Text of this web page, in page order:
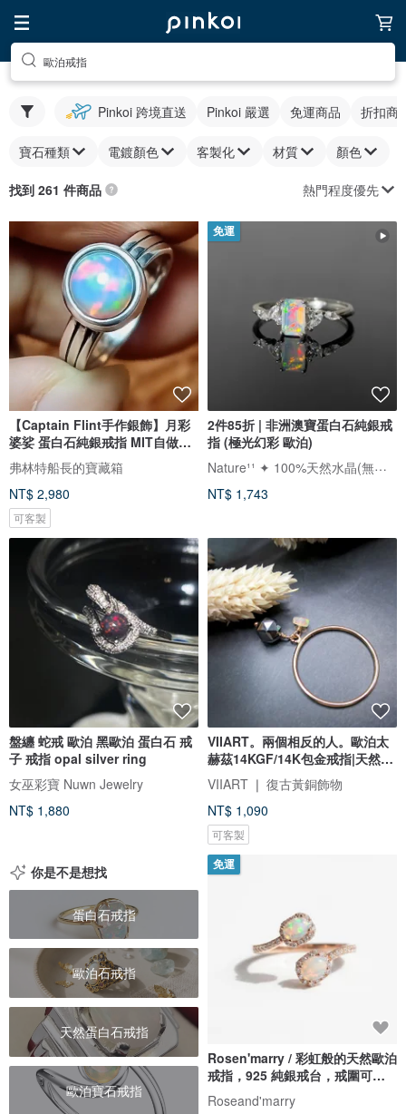
歐泊戒指
Pinkoi 跨境直送 Pinkoi 嚴選 免運商品 折扣商
寶石種類 電鍍顏色 客製化 材質 顏色
找到 261 件商品 熱門程度優先
【Captain Flint手作銀飾】月彩
婆娑 蛋白石純銀戒指 MIT自做自
售
弗林特船長的寶藏箱
NT$ 2,980
可客製
免運
2件85折 | 非洲澳寶蛋白石純銀戒
指 (極光幻彩 歐泊)
Nature¹¹ ✦ 100%天然水晶(無加工)
NT$ 1,743
盤纏 蛇戒 歐泊 黑歐泊 蛋白石 戒
子 戒指 opal silver ring
女巫彩寶 Nuwn Jewelry
NT$ 1,880
VIIART。兩個相反的人。歐泊太
赫茲14KGF/14K包金戒指|天然石
注金
VIIART ❘ 復古黃銅飾物
NT$ 1,090
可客製
你是不是想找
蛋白石戒指
歐泊石戒指
天然蛋白石戒指
歐泊寶石戒指
免運
Rosen'marry / 彩虹般的天然歐泊
戒指，925 純銀戒台，戒圍可
調。
Roseand'marry